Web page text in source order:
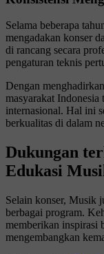
Selama beberapa
mengadakan konser
di rancang secara
pengaturan teknis
Dengan
masyarakat
internasional. Hal ini
berkualitas di dalam
Dukungan
Edukasi
Selain konser, Musik
berbagai program.
memberikan inspirasi
mengembangkan